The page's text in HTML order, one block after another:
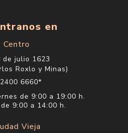
en
Centro
de julio 1623
Roxlo y Minas)
2400 6660*
de 9:00 a 19:00 h.
9:00 a 14:00 h.
Vieja